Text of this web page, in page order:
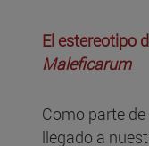
El estereotipo
Maleficarum
Como parte
llegado a